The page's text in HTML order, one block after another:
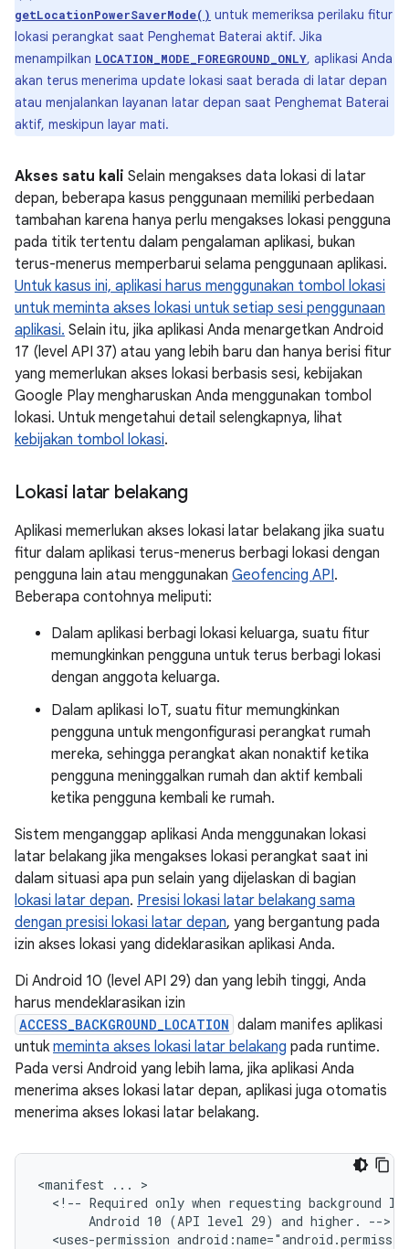
getLocationPowerSaverMode() untuk memeriksa perilaku fitur
lokasi perangkat saat Penghemat Baterai aktif. Jika
menampilkan LOCATION_MODE_FOREGROUND_ONLY, aplikasi Anda
akan terus menerima update lokasi saat berada di latar depan
atau menjalankan layanan latar depan saat Penghemat Baterai
aktif, meskipun layar mati.
Akses satu kali Selain mengakses data lokasi di latar
depan, beberapa kasus penggunaan memiliki perbedaan
tambahan karena hanya perlu mengakses lokasi pengguna
pada titik tertentu dalam pengalaman aplikasi, bukan
terus-menerus memperbarui selama penggunaan aplikasi.
Untuk kasus ini, aplikasi harus menggunakan tombol lokasi
untuk meminta akses lokasi untuk setiap sesi penggunaan
aplikasi. Selain itu, jika aplikasi Anda menargetkan Android
17 (level API 37) atau yang lebih baru dan hanya berisi fitur
yang memerlukan akses lokasi berbasis sesi, kebijakan
Google Play mengharuskan Anda menggunakan tombol
lokasi. Untuk mengetahui detail selengkapnya, lihat
kebijakan tombol lokasi.
Lokasi latar belakang
Aplikasi memerlukan akses lokasi latar belakang jika suatu
fitur dalam aplikasi terus-menerus berbagi lokasi dengan
pengguna lain atau menggunakan Geofencing API.
Beberapa contohnya meliputi:
Dalam aplikasi berbagi lokasi keluarga, suatu fitur
memungkinkan pengguna untuk terus berbagi lokasi
dengan anggota keluarga.
Dalam aplikasi IoT, suatu fitur memungkinkan
pengguna untuk mengonfigurasi perangkat rumah
mereka, sehingga perangkat akan nonaktif ketika
pengguna meninggalkan rumah dan aktif kembali
ketika pengguna kembali ke rumah.
Sistem menganggap aplikasi Anda menggunakan lokasi
latar belakang jika mengakses lokasi perangkat saat ini
dalam situasi apa pun selain yang dijelaskan di bagian
lokasi latar depan. Presisi lokasi latar belakang sama
dengan presisi lokasi latar depan, yang bergantung pada
izin akses lokasi yang dideklarasikan aplikasi Anda.
Di Android 10 (level API 29) dan yang lebih tinggi, Anda
harus mendeklarasikan izin
ACCESS_BACKGROUND_LOCATION dalam manifes aplikasi
untuk meminta akses lokasi latar belakang pada runtime.
Pada versi Android yang lebih lama, jika aplikasi Anda
menerima akses lokasi latar depan, aplikasi juga otomatis
menerima akses lokasi latar belakang.
<manifest ...
<!-- Required only when requesting background
Android 10 (API level 29) and higher.
<uses-permission